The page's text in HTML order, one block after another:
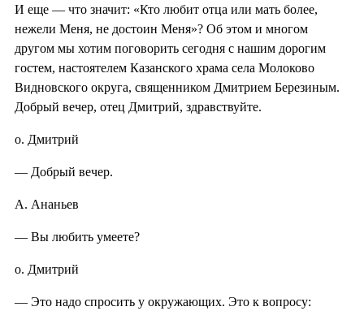
И еще — что значит: «Кто любит отца или мать более,
нежели Меня, не достоин Меня»? Об этом и многом
другом мы хотим поговорить сегодня с нашим дорогим
гостем, настоятелем Казанского храма села Молоково
Видновского округа, священником Дмитрием Березиным.
Добрый вечер, отец Дмитрий, здравствуйте.
о. Дмитрий
— Добрый вечер.
А. Ананьев
— Вы любить умеете?
о. Дмитрий
— Это надо спросить у окружающих. Это к вопросу: